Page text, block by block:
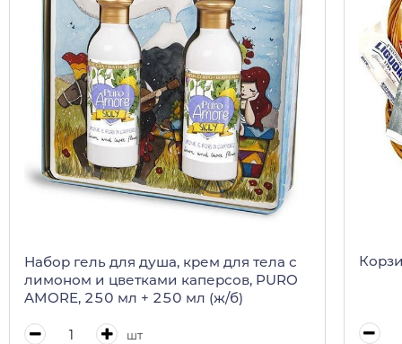
Набор гель для душа, крем для тела с
лимоном и цветками каперсов, PURO
AMORE, 250 мл + 250 мл (ж/б)
шт